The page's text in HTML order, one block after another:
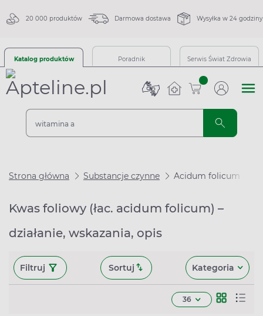
20 000 produktów Darmowa dostawa Wysyłka w 24 godziny
Katalog produktów Poradnik Serwis Świat Zdrowia
sztuk
Strona główna Substancje czynne Acidum folicum
Kwas foliowy (łac. acidum folicum) –
działanie, wskazania, opis
Filtruj Sortuj Kategoria
36